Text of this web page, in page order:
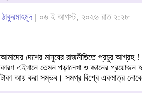
ঠাকুরমাহমুদ | ০৬ ই আগস্ট, ২০২৬ রাত ২:২৮
আমাদের দেশের মানুষের রাজনীতিতে প্রচুর
কারণ এইখানে তেমন পড়ালেখা ও জ্ঞানের প্রয়োজন
টাকা আয় করা সম্ভব। সমগ্র বিশ্বে একমাত্র